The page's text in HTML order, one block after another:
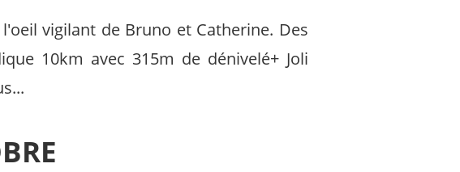
vigilant de Bruno et Catherine. Des
10km avec 315m de dénivelé+ Joli